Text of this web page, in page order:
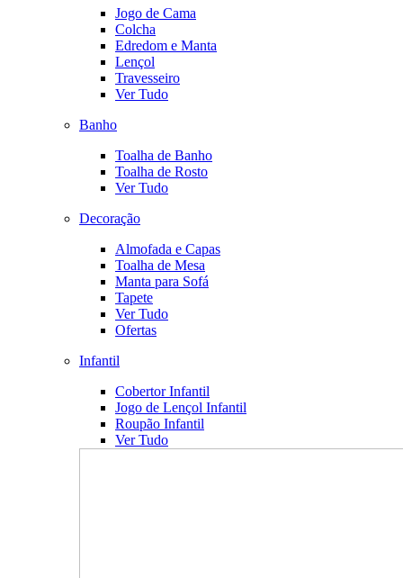
Jogo de Cama
Colcha
Edredom e Manta
Lençol
Travesseiro
Ver Tudo
Banho
Toalha de Banho
Toalha de Rosto
Ver Tudo
Decoração
Almofada e Capas
Toalha de Mesa
Manta para Sofá
Tapete
Ver Tudo
Ofertas
Infantil
Cobertor Infantil
Jogo de Lençol Infantil
Roupão Infantil
Ver Tudo